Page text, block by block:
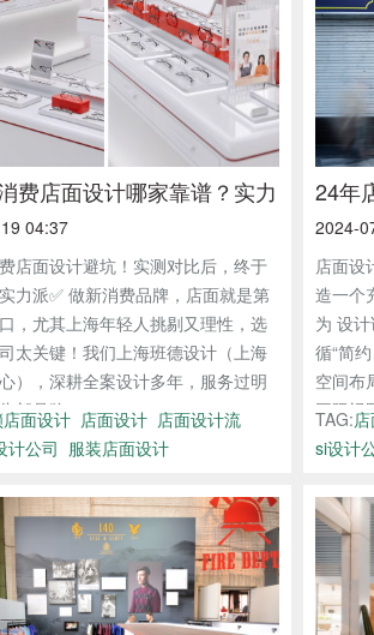
费店面设计哪家靠谱？实力
测对比
04:37
店面设计避坑！实测对比后，终于
力派✅ 做新消费品牌，店面就是第
，尤其上海年轻人挑剔又理性，选
太关键！我们上海班德设计（上海
），深耕全案设计多年，服务过明
部品牌，...
面设计 店面设计 店面设计流
计公司 服装店面设计
24年
2024-
店面设
造一个
为 设
循“简
空间布
国际视
TAG:
si设计